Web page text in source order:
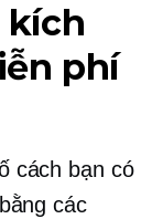
kích
phí
cách bạn có
các